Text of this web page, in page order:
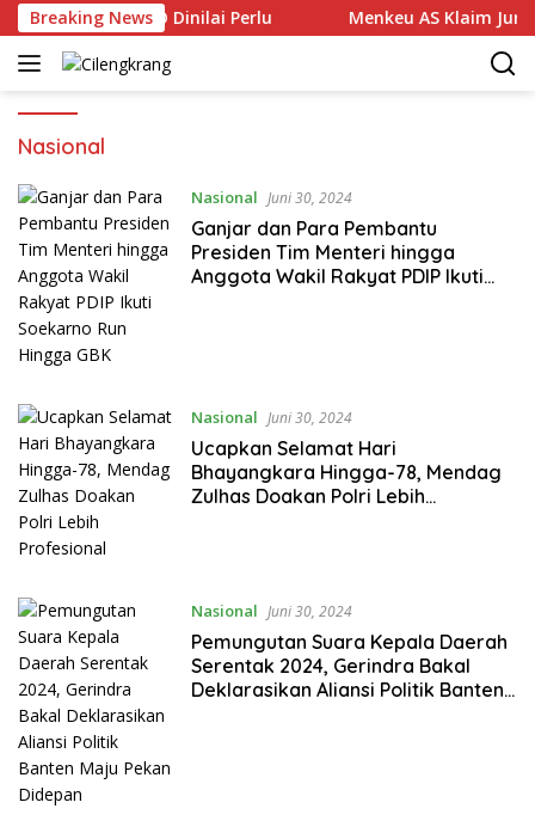
Langsung
ke
konten
Breaking NewsTPPO Dinilai Perlu Menkeu AS Klaim
Nasional
Nasional Juni 30, 2024
Ganjar dan Para Pembantu
Presiden Tim Menteri hingga
Anggota Wakil Rakyat PDIP Ikuti
Nasional Juni 30, 2024
Ucapkan Selamat Hari
Bhayangkara Hingga-78, Mendag
Zulhas Doakan Polri Lebih
Nasional Juni 30, 2024
Pemungutan Suara Kepala Daerah
Serentak 2024, Gerindra Bakal
Deklarasikan Aliansi Politik Banten